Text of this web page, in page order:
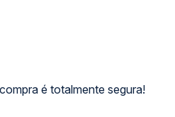
é totalmente segura!